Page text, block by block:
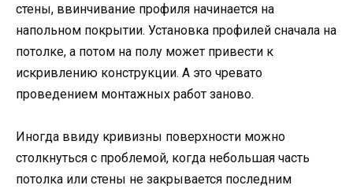
стены, ввинчивание профиля начинается на
напольном покрытии. Установка профилей сначала на
потолке, а потом на полу может привести к
искривлению конструкции. А это чревато
проведением монтажных работ заново.
Иногда ввиду кривизны поверхности можно
столкнуться с проблемой, когда небольшая часть
потолка или стены не закрывается последним